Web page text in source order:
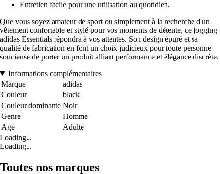
Entretien facile pour une utilisation au quotidien.
Que vous soyez amateur de sport ou simplement à la recherche d'un
vêtement confortable et stylé pour vos moments de détente, ce jogging
adidas Essentials répondra à vos attentes. Son design épuré et sa
qualité de fabrication en font un choix judicieux pour toute personne
soucieuse de porter un produit alliant performance et élégance discrète.
Informations complémentaires
Marque
adidas
Couleur
black
Couleur dominante Noir
Genre
Homme
Age
Adulte
Loading...
Loading...
Toutes nos marques